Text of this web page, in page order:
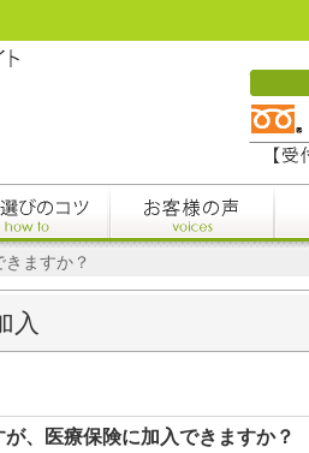
ますか？
入
、医療保険に加入できますか？